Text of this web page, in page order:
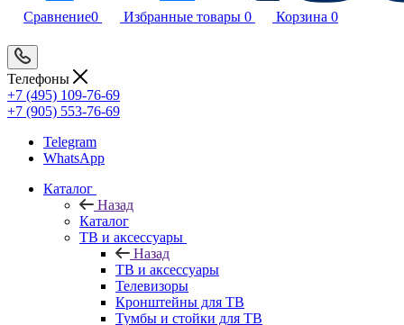
Сравнение0 Избранные товары 0 Корзина 0
Телефоны
+7 (495) 109-76-69
+7 (905) 553-76-69
Telegram
WhatsApp
Каталог
Назад
Каталог
ТВ и аксессуары
Назад
ТВ и аксессуары
Телевизоры
Кронштейны для ТВ
Тумбы и стойки для ТВ